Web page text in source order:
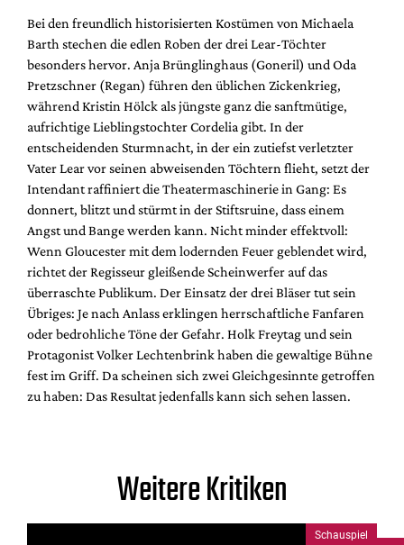
Bei den freundlich historisierten Kostümen von Michaela
Barth stechen die edlen Roben der drei Lear-Töchter
besonders hervor. Anja Brünglinghaus (Goneril) und Oda
Pretzschner (Regan) führen den üblichen Zickenkrieg,
während Kristin Hölck als jüngste ganz die sanftmütige,
aufrichtige Lieblingstochter Cordelia gibt. In der
entscheidenden Sturmnacht, in der ein zutiefst verletzter
Vater Lear vor seinen abweisenden Töchtern flieht, setzt der
Intendant raffiniert die Theatermaschinerie in Gang: Es
donnert, blitzt und stürmt in der Stiftsruine, dass einem
Angst und Bange werden kann. Nicht minder effektvoll:
Wenn Gloucester mit dem lodernden Feuer geblendet wird,
richtet der Regisseur gleißende Scheinwerfer auf das
überraschte Publikum. Der Einsatz der drei Bläser tut sein
Übriges: Je nach Anlass erklingen herrschaftliche Fanfaren
oder bedrohliche Töne der Gefahr. Holk Freytag und sein
Protagonist Volker Lechtenbrink haben die gewaltige Bühne
fest im Griff. Da scheinen sich zwei Gleichgesinnte getroffen
zu haben: Das Resultat jedenfalls kann sich sehen lassen.
Weitere Kritiken
Schauspiel